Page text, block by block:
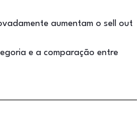
aumentam o sell out
e a comparação entre